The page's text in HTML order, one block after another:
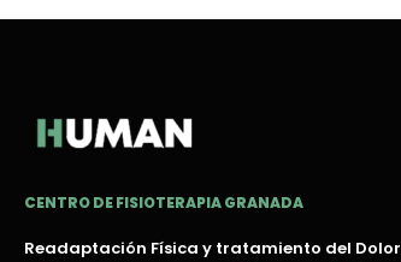
CENTRO DE FISIOTERAPIA GRANADA
Readaptación Física y tratamiento del Dolor